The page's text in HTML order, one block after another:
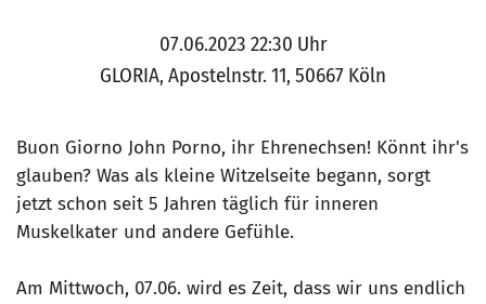
07.06.2023 22:30 Uhr
GLORIA, Apostelnstr. 11, 50667 Köln
Buon Giorno John Porno, ihr Ehrenechsen! Könnt ihr's
glauben? Was als kleine Witzelseite begann, sorgt
jetzt schon seit 5 Jahren täglich für inneren
Muskelkater und andere Gefühle.
Am Mittwoch, 07.06. wird es Zeit, dass wir uns endlich